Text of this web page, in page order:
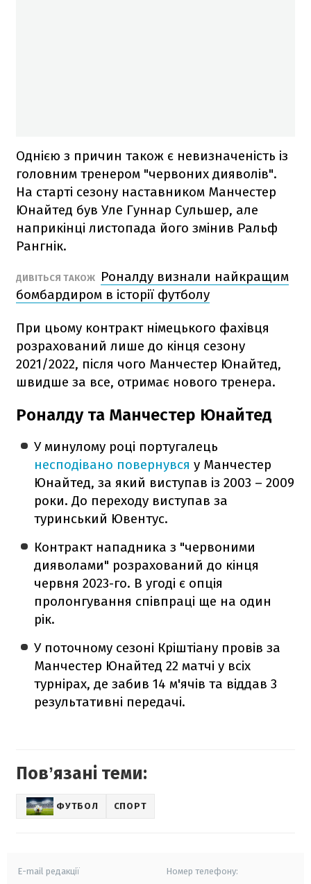
Однією з причин також є невизначеність із
головним тренером "червоних дияволів".
На старті сезону наставником Манчестер
Юнайтед був Уле Гуннар Сульшер, але
наприкінці листопада його змінив Ральф
Рангнік.
ДИВІТЬСЯ ТАКОЖ
Роналду визнали найкращим
бомбардиром в історії футболу
При цьому контракт німецького фахівця
розрахований лише до кінця сезону
2021/2022, після чого Манчестер Юнайтед,
швидше за все, отримає нового тренера.
Роналду та Манчестер Юнайтед
У минулому році португалець
несподівано повернувся у Манчестер
Юнайтед, за який виступав із 2003 – 2009
роки. До переходу виступав за
туринський Ювентус.
Контракт нападника з "червоними
дияволами" розрахований до кінця
червня 2023-го. В угоді є опція
пролонгування співпраці ще на один
рік.
У поточному сезоні Кріштіану провів за
Манчестер Юнайтед 22 матчі у всіх
турнірах, де забив 14 м'ячів та віддав 3
результативні передачі.
Повʼязані теми:
ФУТБОЛ СПОРТ
E-mail редакції Номер телефону: